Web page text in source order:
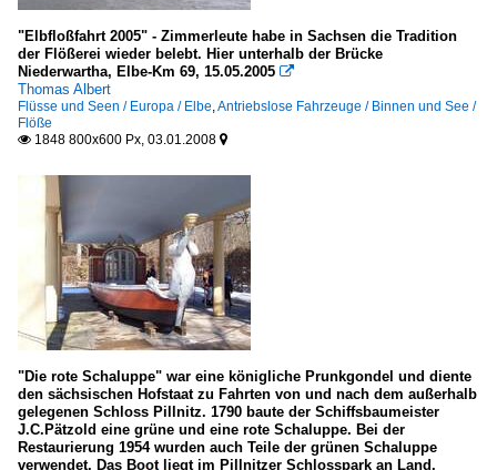
"Elbfloßfahrt 2005" - Zimmerleute habe in Sachsen die Tradition
der Flößerei wieder belebt. Hier unterhalb der Brücke
Niederwartha, Elbe-Km 69, 15.05.2005 
Thomas Albert
Flüsse und Seen / Europa / Elbe,Antriebslose Fahrzeuge / Binnen und See /
Flöße
 1848 800x600 Px, 03.01.2008 
"Die rote Schaluppe" war eine königliche Prunkgondel und diente
den sächsischen Hofstaat zu Fahrten von und nach dem außerhalb
gelegenen Schloss Pillnitz. 1790 baute der Schiffsbaumeister
J.C.Pätzold eine grüne und eine rote Schaluppe. Bei der
Restaurierung 1954 wurden auch Teile der grünen Schaluppe
verwendet. Das Boot liegt im Pillnitzer Schlosspark an Land.